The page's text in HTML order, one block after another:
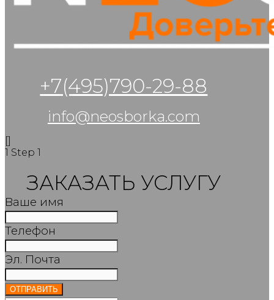
+7(495)790-29-88
info@neosborka.com
1 Step 1
ЗАКАЗАТЬ УСЛУГУ
Ваше имя
Телефон
Эл. Почта
ОТПРАВИТЬ